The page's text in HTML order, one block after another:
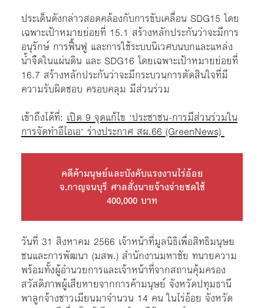
ประเด็นดังกล่าวสอดคล้องกับการขับเคลื่อน SDG15 โดย
เฉพาะเป้าหมายย่อยที่ 15.1 สร้างหลักประกันว่าจะมีการ
อนุรักษ์ การฟื้นฟู และการใช้ระบบนิเวศบนบกและแหล่ง
น้ำจืดในแผ่นดิน และ SDG16 โดยเฉพาะเป้าหมายย่อยที่
16.7 สร้างหลักประกันว่าจะมีกระบวนการตัดสินใจที่มี
ความรับผิดชอบ ครอบคลุม มีส่วนร่วม
เข้าถึงได้ที่:เปิด 9 จุดแก้ไข ‘ประชาชน-การมีส่วนร่วมใน
การจัดทำอีไอเอ’ ร่างประกาศ สผ.66 (GreenNews)
คดีค้ามนุษย์และบังคับแรงงานไร่อ้อย
จ.กาญจนบุรี ศาลสั่งนายจ้างจ่ายชดใช้
400,000 บาท
วันที่ 31 สิงหาคม 2566 เจ้าหน้าที่มูลนิธิเพื่อสิทธิมนุษย
ชนและการพัฒนา (มสพ.) สำนักงานมหาชัย ทนายความ
พร้อมทั้งผู้อำนวยการและเจ้าหน้าที่จากสถานคุ้มครอง
สวัสดิภาพผู้เสียหายจากการค้ามนุษย์ จังหวัดปทุมธานี
พาลูกจ้างชาวเมียนมาจำนวน 14 คน ในไร่อ้อย จังหวัด